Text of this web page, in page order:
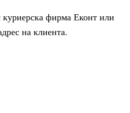
фирма Еконт или
на клиента.